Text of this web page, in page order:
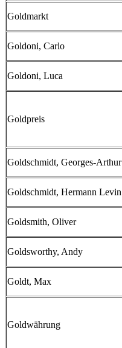
Goldmarkt
Goldoni, Carlo
Goldoni, Luca
Goldpreis
Goldschmidt, Georges-Arthur
Goldschmidt, Hermann Levin
Goldsmith, Oliver
Goldsworthy, Andy
Goldt, Max
Goldwährung